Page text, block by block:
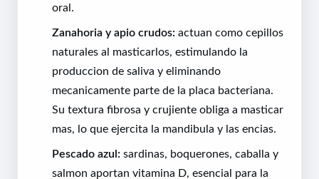
oral.
Zanahoria y apio crudos: actuan como cepillos
naturales al masticarlos, estimulando la
produccion de saliva y eliminando
mecanicamente parte de la placa bacteriana.
Su textura fibrosa y crujiente obliga a masticar
mas, lo que ejercita la mandibula y las encias.
Pescado azul: sardinas, boquerones, caballa y
salmon aportan vitamina D, esencial para la